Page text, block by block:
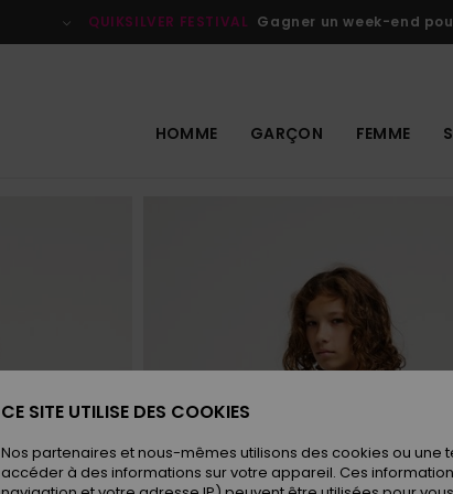
QUIKSILVER FESTIVAL Gagner un week-end
HOMME GARÇON FEMME
CE SITE UTILISE DES COOKIES
Nos partenaires et nous-mêmes utilisons des cookies ou
accéder à des informations sur votre appareil. Ces